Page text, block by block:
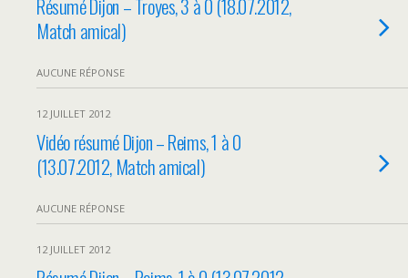
Résumé Dijon – Troyes, 3 à 0 (18.07.2012,
Match amical)
AUCUNE RÉPONSE
12 JUILLET 2012
Vidéo résumé Dijon – Reims, 1 à 0
(13.07.2012, Match amical)
AUCUNE RÉPONSE
12 JUILLET 2012